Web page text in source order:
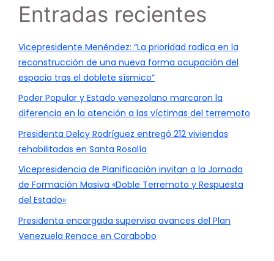
Entradas recientes
Vicepresidente Menéndez: “La prioridad radica en la
reconstrucción de una nueva forma ocupación del
espacio tras el doblete sísmico”
Poder Popular y Estado venezolano marcaron la
diferencia en la atención a las víctimas del terremoto
Presidenta Delcy Rodríguez entregó 212 viviendas
rehabilitadas en Santa Rosalía
Vicepresidencia de Planificación invitan a la Jornada
de Formación Masiva «Doble Terremoto y Respuesta
del Estado»
Presidenta encargada supervisa avances del Plan
Venezuela Renace en Carabobo